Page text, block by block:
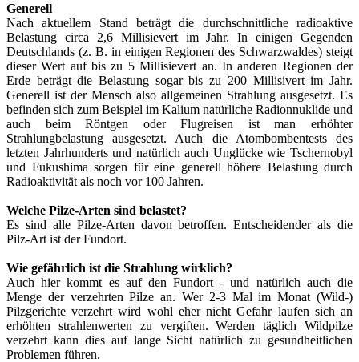
Generell
Nach aktuellem Stand beträgt die durchschnittliche radioaktive
Belastung circa 2,6 Millisievert im Jahr. In einigen Gegenden
Deutschlands (z. B. in einigen Regionen des Schwarzwaldes) steigt
dieser Wert auf bis zu 5 Millisievert an. In anderen Regionen der
Erde beträgt die Belastung sogar bis zu 200 Millisivert im Jahr.
Generell ist der Mensch also allgemeinen Strahlung ausgesetzt. Es
befinden sich zum Beispiel im Kalium natürliche Radionnuklide und
auch beim Röntgen oder Flugreisen ist man erhöhter
Strahlungbelastung ausgesetzt. Auch die Atombombentests des
letzten Jahrhunderts und natürlich auch Unglücke wie Tschernobyl
und Fukushima sorgen für eine generell höhere Belastung durch
Radioaktivität als noch vor 100 Jahren.
Welche Pilze-Arten sind belastet?
Es sind alle Pilze-Arten davon betroffen. Entscheidender als die
Pilz-Art ist der Fundort.
Wie gefährlich ist die Strahlung wirklich?
Auch hier kommt es auf den Fundort - und natürlich auch die
Menge der verzehrten Pilze an. Wer 2-3 Mal im Monat (Wild-)
Pilzgerichte verzehrt wird wohl eher nicht Gefahr laufen sich an
erhöhten strahlenwerten zu vergiften. Werden täglich Wildpilze
verzehrt kann dies auf lange Sicht natürlich zu gesundheitlichen
Problemen führen.